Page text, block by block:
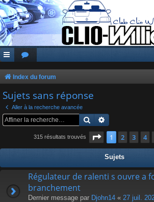
Index du forum
Sujets sans réponse
Aller à la recherche avancée
Rechercher
315 résultats trouvés Page 1sur11
1 2 3 4
Sujets
Régulateur de ralenti s ouvre a
branchement
Dernier message par Djohn14 « 27 juil.